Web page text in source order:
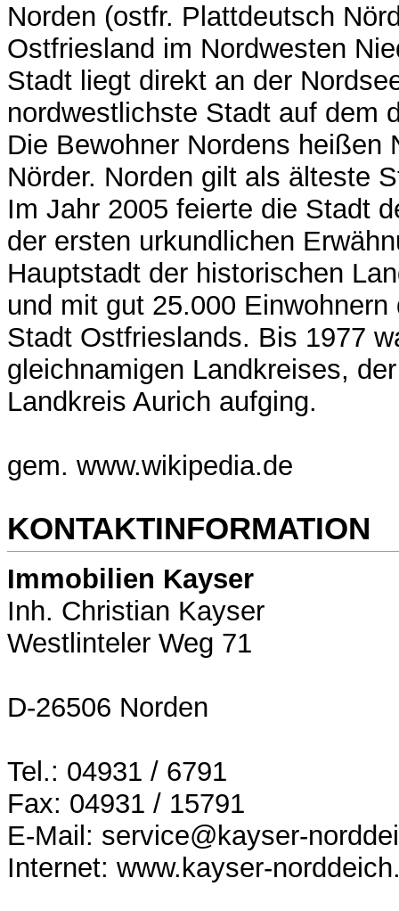
Norden (ostfr. Plattdeutsch
Ostfriesland im Nordwesten
Stadt liegt direkt an der
nordwestlichste Stadt auf dem
Die Bewohner Nordens heißen
Nörder. Norden gilt als älteste
Im Jahr 2005 feierte die Stadt
der ersten urkundlichen
Hauptstadt der historischen
und mit gut 25.000
Stadt Ostfrieslands. Bis 1977
gleichnamigen Landkreises,
Landkreis Aurich aufging.
gem. www.wikipedia.de
KONTAKTINFORMATION
Immobilien Kayser
Inh. Christian Kayser
Westlinteler Weg 71
D-26506 Norden
Tel.: 04931 / 6791
Fax: 04931 / 15791
E-Mail: service@kayser-
Internet: www.kayser-